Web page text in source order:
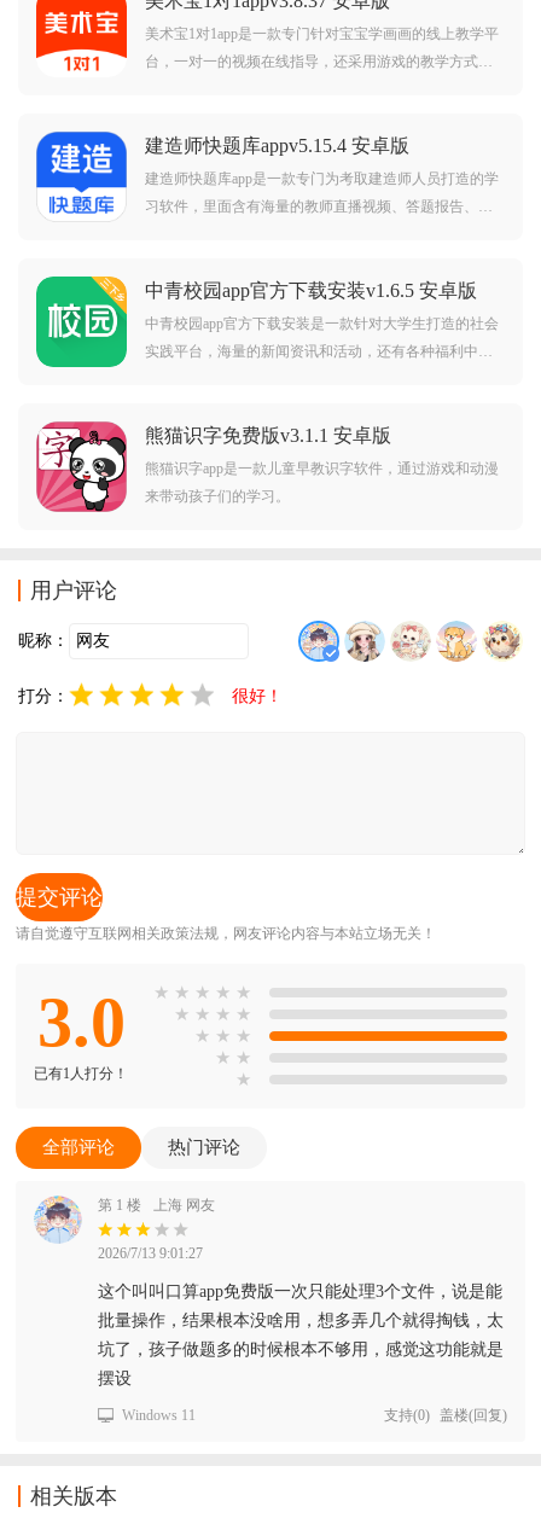
美术宝1对1app是一款专门针对宝宝学画画的线上教学平
台，一对一的视频在线指导，还采用游戏的教学方式，
性教学体验，让小朋友在家就可以快乐，高效的提升绘
画水平
建造师快题库appv5.15.4 安卓版
建造师快题库app是一款专门为考取建造师人员打造的学
习软件，里面含有海量的教师直播视频、答题报告、错
师快题库提供精品备考试题不管你是准备考一建，考二
建，
中青校园app官方下载安装v1.6.5 安卓版
中青校园app官方下载安装是一款针对大学生打造的社会
实践平台，海量的新闻资讯和活动，还有各种福利中
熊猫识字免费版v3.1.1 安卓版
熊猫识字app是一款儿童早教识字软件，通过游戏和动漫
来带动孩子们的学习。
用户评论
昵称：
打分： 很好！
请自觉遵守互联网相关政策法规，网友评论内容与本站立场无关！
3.0
已有1人打分！
★ ★ ★ ★ ★
★ ★ ★ ★
★ ★ ★
★ ★
★
全部评论 热门评论
第 1 楼 上海 网友
2026/7/13 9:01:27
这个叫叫口算app免费版一次只能处理3个文件，说是能
批量操作，结果根本没啥用，想多弄几个就得掏钱，太
坑了，孩子做题多的时候根本不够用，感觉这功能就是
摆设
Windows 11 支持(0) 盖楼(回复)
相关版本